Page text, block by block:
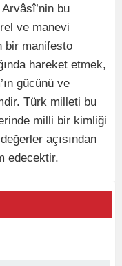
bu
ve manevi
bir manifesto
hareket etmek,
gücünü ve
Türk milleti bu
milli bir kimliği
açısından
edecektir.